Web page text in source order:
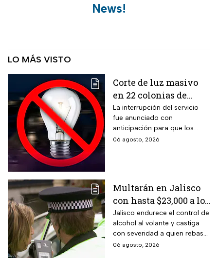
News!
LO MÁS VISTO
Corte de luz masivo
en 22 colonias de
México; zonas
afectadas hoy 7 de
agosto
La interrupción del servicio
fue anunciado con
anticipación para que los
usuarios puedan tomar las
06 agosto, 2026
Multarán en Jalisco
con hasta $23,000 a los
conductores que
superen este límite en
la prueba de
alcoholemia
Jalisco endurece el control de
alcohol al volante y castiga
con severidad a quien rebase
el nuevo límite de sangre o
06 agosto, 2026